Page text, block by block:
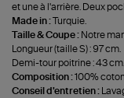
et une à l'arrière. Deux
Made in :Turquie.
Taille & Coupe : Notre
Longueur (taille S) : 97 cm.
Demi-tour poitrine : 43 cm.
Composition :100%
Conseil d'entretien :